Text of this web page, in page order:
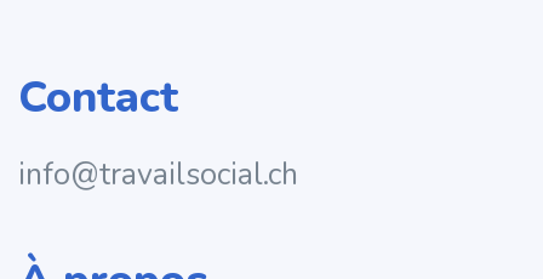
Contact
info@travailsocial.ch